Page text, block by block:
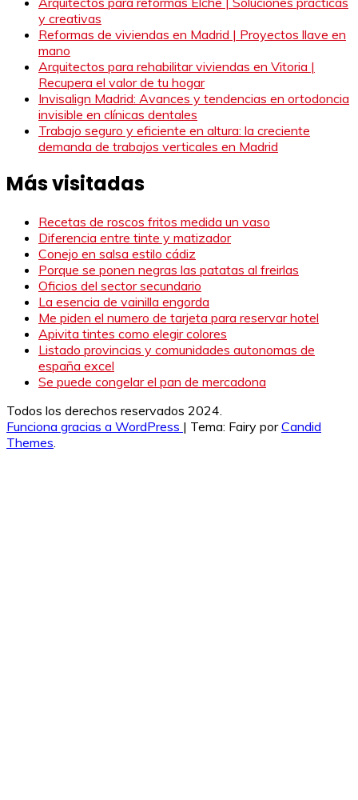
y creativas
Reformas de viviendas en Madrid | Proyectos llave en
mano
Arquitectos para rehabilitar viviendas en Vitoria |
Recupera el valor de tu hogar
Invisalign Madrid: Avances y tendencias en ortodoncia
invisible en clínicas dentales
Trabajo seguro y eficiente en altura: la creciente
demanda de trabajos verticales en Madrid
Más visitadas
Recetas de roscos fritos medida un vaso
Diferencia entre tinte y matizador
Conejo en salsa estilo cádiz
Porque se ponen negras las patatas al freirlas
Oficios del sector secundario
La esencia de vainilla engorda
Me piden el numero de tarjeta para reservar hotel
Apivita tintes como elegir colores
Listado provincias y comunidades autonomas de
españa excel
Se puede congelar el pan de mercadona
Todos los derechos reservados 2024.
Funciona gracias a WordPress | Tema: Fairy porCandid
Themes.